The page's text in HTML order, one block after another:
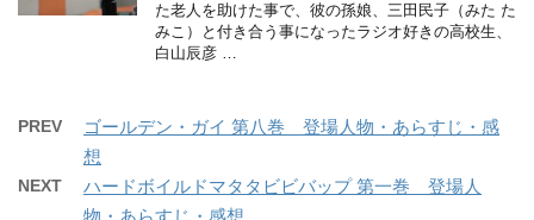
た老人を助けた事で、彼の孫娘、三田民子（みた た
みこ）と付き合う事になったラジオ好きの高校生、
白山辰彦 …
PREV
ゴールデン・ガイ 第八巻 登場人物・あらすじ・感
想
NEXT
ハードボイルドマタタビビバップ 第一巻 登場人